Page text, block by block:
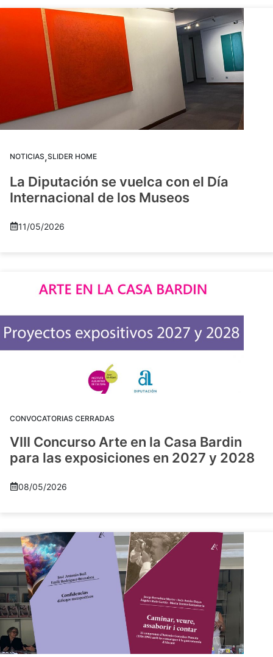
NOTICIAS,SLIDER HOME
La Diputación se vuelca con el Día
Internacional de los Museos
11/05/2026
CONVOCATORIAS CERRADAS
VIII Concurso Arte en la Casa Bardin
para las exposiciones en 2027 y 2028
08/05/2026